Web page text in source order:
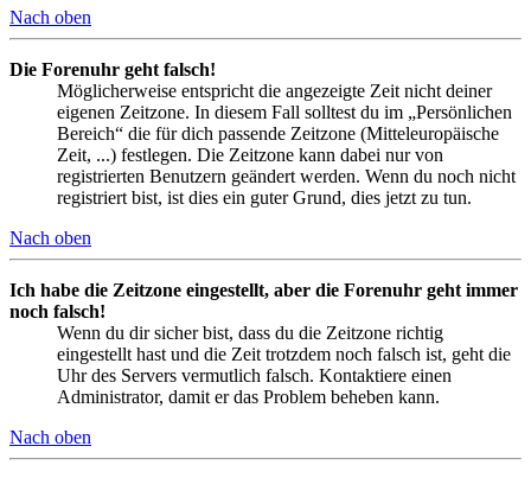
Nach oben
Die Forenuhr geht falsch!
Möglicherweise entspricht die angezeigte Zeit nicht deiner
eigenen Zeitzone. In diesem Fall solltest du im „Persönlichen
Bereich“ die für dich passende Zeitzone (Mitteleuropäische
Zeit, ...) festlegen. Die Zeitzone kann dabei nur von
registrierten Benutzern geändert werden. Wenn du noch nicht
registriert bist, ist dies ein guter Grund, dies jetzt zu tun.
Nach oben
Ich habe die Zeitzone eingestellt, aber die Forenuhr geht immer
noch falsch!
Wenn du dir sicher bist, dass du die Zeitzone richtig
eingestellt hast und die Zeit trotzdem noch falsch ist, geht die
Uhr des Servers vermutlich falsch. Kontaktiere einen
Administrator, damit er das Problem beheben kann.
Nach oben